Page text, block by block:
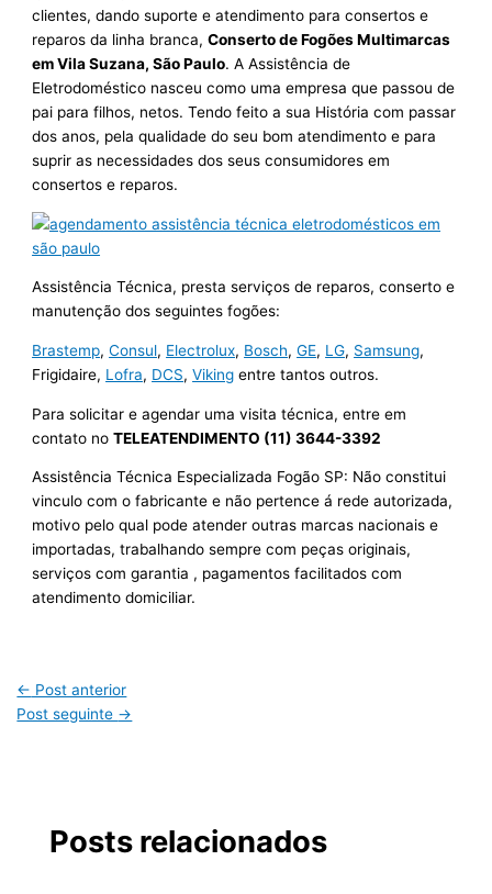
clientes, dando suporte e atendimento para consertos e
reparos da linha branca,Conserto de Fogões Multimarcas
em Vila Suzana, São Paulo. A Assistência de
Eletrodoméstico nasceu como uma empresa que passou de
pai para filhos, netos. Tendo feito a sua História com passar
dos anos, pela qualidade do seu bom atendimento e para
suprir as necessidades dos seus consumidores em
consertos e reparos.
Assistência Técnica, presta serviços de reparos, conserto e
manutenção dos seguintes fogões:
Brastemp,Consul, Electrolux, Bosch,GE, LG, Samsung,
Frigidaire, Lofra, DCS,Viking entre tantos outros.
Para solicitar e agendar uma visita técnica, entre em
contato noTELEATENDIMENTO (11) 3644-3392
Assistência Técnica Especializada Fogão SP: Não constitui
vinculo com o fabricante e não pertence á rede autorizada,
motivo pelo qual pode atender outras marcas nacionais e
importadas, trabalhando sempre com peças originais,
serviços com garantia , pagamentos facilitados com
atendimento domiciliar.
← Post anterior
Post seguinte →
Posts relacionados